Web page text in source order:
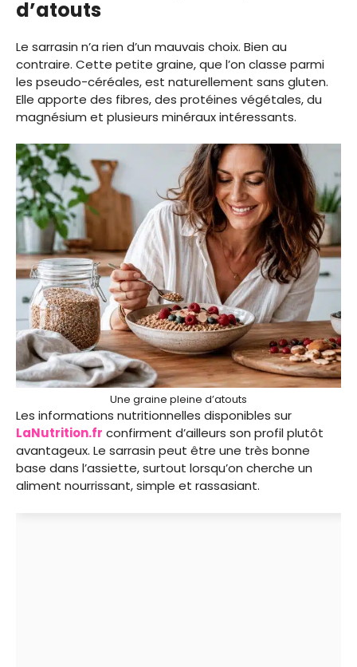
d’atouts
Le sarrasin n’a rien d’un mauvais choix. Bien au
contraire. Cette petite graine, que l’on classe parmi
les pseudo-céréales, est naturellement sans gluten.
Elle apporte des fibres, des protéines végétales, du
magnésium et plusieurs minéraux intéressants.
Une graine pleine d’atouts
Les informations nutritionnelles disponibles sur
LaNutrition.fr confirment d’ailleurs son profil plutôt
avantageux. Le sarrasin peut être une très bonne
base dans l’assiette, surtout lorsqu’on cherche un
aliment nourrissant, simple et rassasiant.